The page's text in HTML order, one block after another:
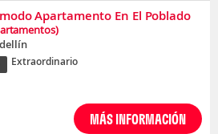
Apartamento En El Poblado
Extraordinario
MÁS INFORMACIÓN